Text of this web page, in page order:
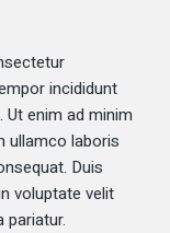
incididunt
enim ad minim
ullamco laboris
Duis
voluptate velit
pariatur.